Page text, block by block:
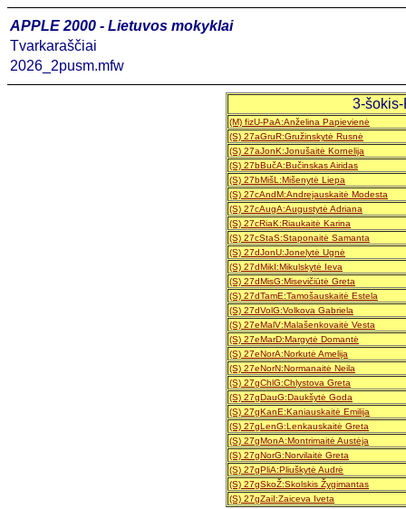
APPLE 2000 - Lietuvos mokyklai
Tvarkaraščiai
2026_2pusm.mfw
3-
(M) fizU-PaA:Anželina Papievienė
(S) 27aGruR:Gružinskytė Rusnė
(S) 27aJonK:Jonušaitė Kornelija
(S) 27bBučA:Bučinskas Airidas
(S) 27bMišL:Mišenytė Liepa
(S) 27cAndM:Andrejauskaitė Modesta
(S) 27cAugA:Augustytė Adriana
(S) 27cRiaK:Riaukaitė Karina
(S) 27cStaS:Staponaitė Samanta
(S) 27dJonU:Jonelytė Ugnė
(S) 27dMikI:Mikulskytė Ieva
(S) 27dMisG:Misevičiūtė Greta
(S) 27dTamE:Tamošauskaitė Estela
(S) 27dVolG:Volkova Gabriela
(S) 27eMalV:Malašenkovaitė Vesta
(S) 27eMarD:Margytė Domantė
(S) 27eNorA:Norkutė Amelija
(S) 27eNorN:Normanaitė Neila
(S) 27gChlG:Chlystova Greta
(S) 27gDauG:Daukšytė Goda
(S) 27gKanE:Kaniauskaitė Emilija
(S) 27gLenG:Lenkauskaitė Greta
(S) 27gMonA:Montrimaitė Austėja
(S) 27gNorG:Norvilaitė Greta
(S) 27gPliA:Pliuškytė Audrė
(S) 27gSkoŽ:Skolskis Žygimantas
(S) 27gZaiI:Zaiceva Iveta